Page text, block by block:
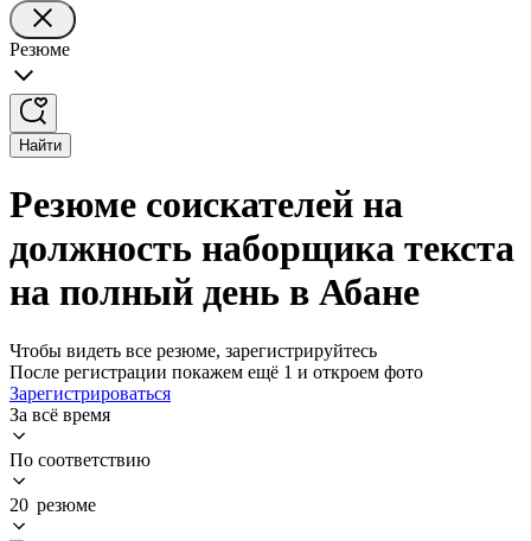
Резюме
Найти
Резюме соискателей на
должность наборщика текста
на полный день в Абане
Чтобы видеть все резюме, зарегистрируйтесь
После регистрации покажем ещё 1 и откроем фото
Зарегистрироваться
За всё время
По соответствию
20 резюме